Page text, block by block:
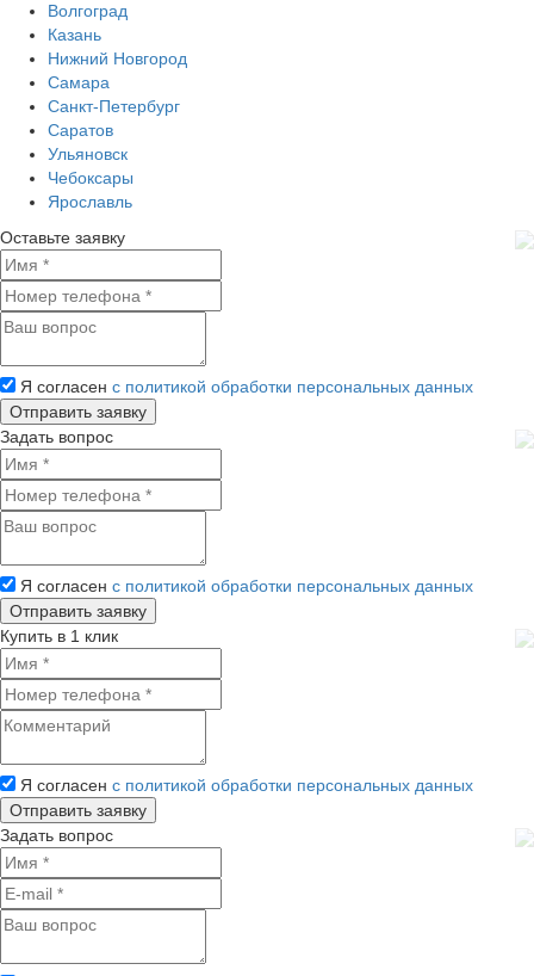
Волгоград
Казань
Нижний Новгород
Самара
Санкт-Петербург
Саратов
Ульяновск
Чебоксары
Ярославль
Оставьте заявку
Я согласен с политикой обработки персональных данных
Задать вопрос
Я согласен с политикой обработки персональных данных
Купить в 1 клик
Я согласен с политикой обработки персональных данных
Задать вопрос